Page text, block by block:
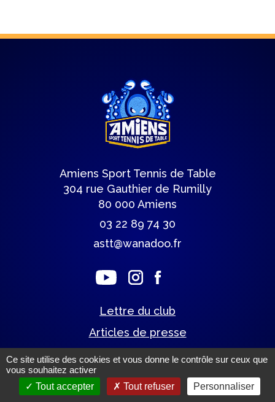
Amiens Sport Tennis de Table
304 rue Gauthier de Rumilly
80 000 Amiens
03 22 89 74 30
astt@wanadoo.fr
Lettre du club
Articles de presse
Mentions légales.
Un site éco-conçu par
Ce site utilise des cookies et vous donne le contrôle sur ceux que
vous souhaitez activer
Tout accepter
Tout refuser Personnaliser